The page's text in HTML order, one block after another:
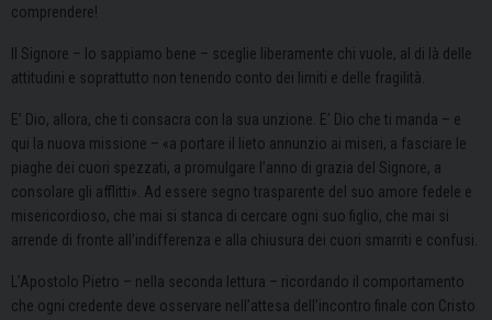
comprendere!
Il Signore – lo sappiamo bene – sceglie liberamente chi vuole, al di là delle
attitudini e soprattutto non tenendo conto dei limiti e delle fragilità.
E’ Dio, allora, che ti consacra con la sua unzione. E’ Dio che ti manda – e
qui la nuova missione – «a portare il lieto annunzio ai miseri, a fasciare le
piaghe dei cuori spezzati, a promulgare l’anno di grazia del Signore, a
consolare gli afflitti». Ad essere segno trasparente del suo amore fedele e
misericordioso, che mai si stanca di cercare ogni suo figlio, che mai si
arrende di fronte all’indifferenza e alla chiusura dei cuori smarriti e confusi.
L’Apostolo Pietro – nella seconda lettura – ricordando il comportamento
che ogni credente deve osservare nell’attesa dell’incontro finale con Cristo